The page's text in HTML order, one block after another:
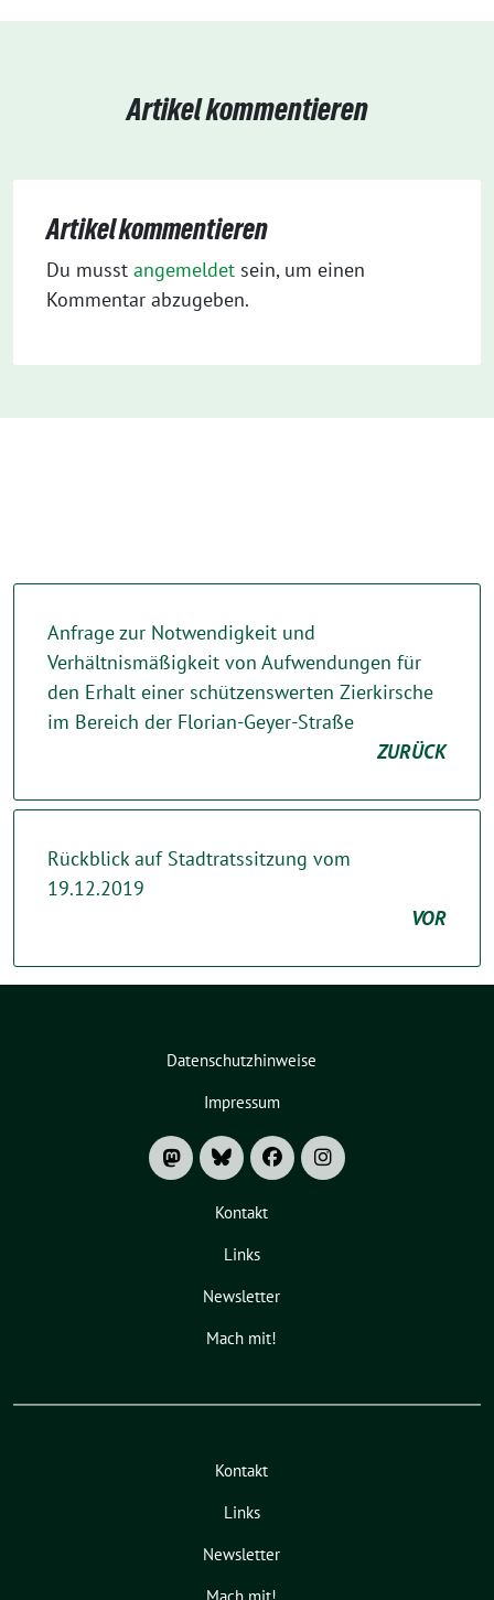
Artikel kommentieren
Artikel kommentieren
Du musst angemeldet sein, um einen
Kommentar abzugeben.
Anfrage zur Notwendigkeit und
Verhältnismäßigkeit von Aufwendungen für
den Erhalt einer schützenswerten Zierkirsche
im Bereich der Florian-Geyer-Straße
ZURÜCK
Rückblick auf Stadtratssitzung vom
19.12.2019
VOR
Datenschutzhinweise
Impressum
Kontakt
Links
Newsletter
Mach mit!
Kontakt
Links
Newsletter